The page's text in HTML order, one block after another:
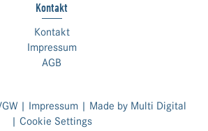
Kontakt
Kontakt
Impressum
AGB
| Impressum| Made by Multi Digital
| Cookie Settings